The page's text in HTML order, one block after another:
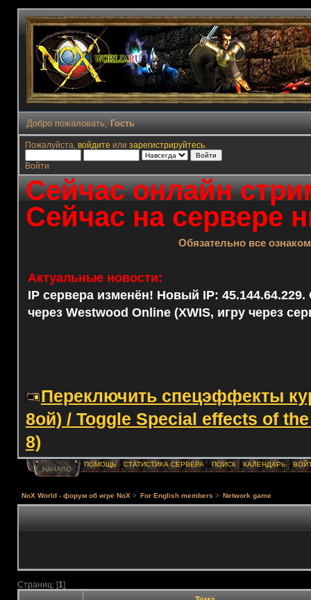
Добро пожаловать, Гость
Пожалуйста, войдите или зарегистрируйтесь.
Войти
Сейчас онлайн
Сейчас на сервере
Обязательно все
Актуальные новости:
IP сервера изменён! Новый IP: 45.144.64.229.
через Westwood Online (XWIS, игру через
Переключить спецэффекты
8ой) / Toggle Special effects of
8)
НАЧАЛО
ПОМОЩЬ СТАТИСТИКА СЕРВЕРА ПОИСК КАЛЕНДАРЬ
NoX World - форум об игре NoX > For English members > Network game
Страниц: [1]